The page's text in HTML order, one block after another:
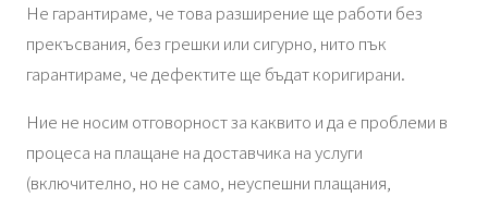
Не гарантираме, че това разширение ще работи без
прекъсвания, без грешки или сигурно, нито пък
гарантираме, че дефектите ще бъдат коригирани.
Ние не носим отговорност за каквито и да е проблеми в
процеса на плащане на доставчика на услуги
(включително, но не само, неуспешни плащания,